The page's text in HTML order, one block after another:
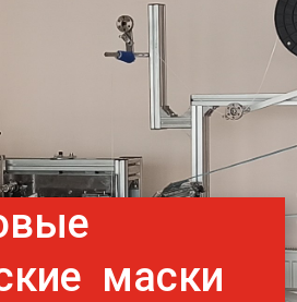
маски